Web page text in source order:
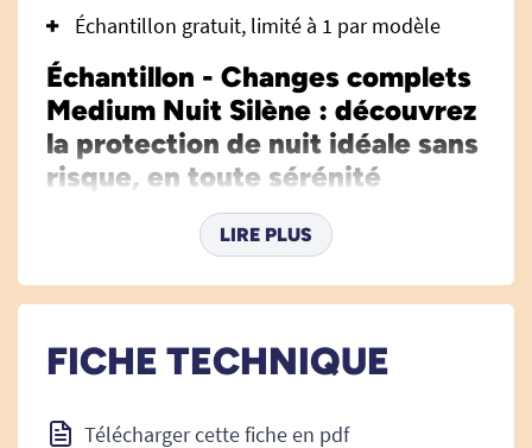
Échantillon gratuit, limité à 1 par modèle
Échantillon - Changes complets
Medium Nuit Silène : découvrez
la protection de nuit idéale sans
risque, en toute sérénité
Les changes complets Silène Nuit permettent
aux personnes souffrant d’incontinence de
retrouver une nuit paisible, sans compromis sur
Avec cet échantillongratuit, testez la qualité
Silène avant tout engagement, grâce à la
LIRE PLUS
FICHE TECHNIQUE
Télécharger cette fiche en pdf